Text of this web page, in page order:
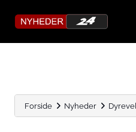
Forside Nyheder